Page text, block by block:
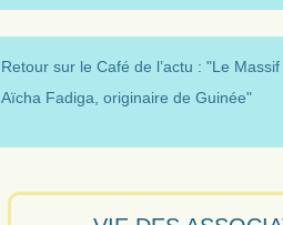
Retour sur le Café de l’actu : "Le
Aïcha Fadiga, originaire de Guinée"